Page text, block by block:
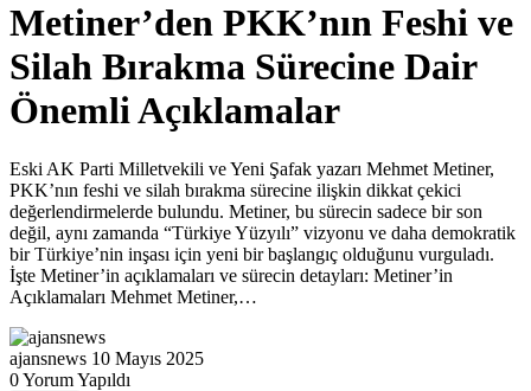
Metiner’den PKK’nın Feshi ve
Silah Bırakma Sürecine Dair
Önemli Açıklamalar
Eski AK Parti Milletvekili ve Yeni Şafak yazarı Mehmet Metiner,
PKK’nın feshi ve silah bırakma sürecine ilişkin dikkat çekici
değerlendirmelerde bulundu. Metiner, bu sürecin sadece bir son
değil, aynı zamanda “Türkiye Yüzyılı” vizyonu ve daha demokratik
bir Türkiye’nin inşası için yeni bir başlangıç olduğunu vurguladı.
İşte Metiner’in açıklamaları ve sürecin detayları: Metiner’in
Açıklamaları Mehmet Metiner,…
ajansnews 10 Mayıs 2025
0 Yorum Yapıldı